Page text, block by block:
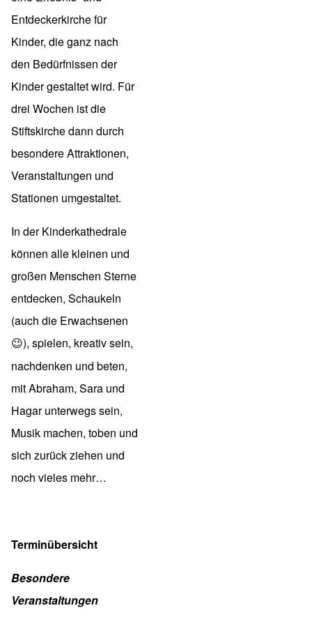
Entdeckerkirche für
Kinder, die ganz nach
den Bedürfnissen der
Kinder gestaltet wird. Für
drei Wochen ist die
Stiftskirche dann durch
besondere Attraktionen,
Veranstaltungen und
Stationen umgestaltet.
In der Kinderkathedrale
können alle kleinen und
großen Menschen Sterne
entdecken, Schaukeln
(auch die Erwachsenen
😉), spielen, kreativ sein,
nachdenken und beten,
mit Abraham, Sara und
Hagar unterwegs sein,
Musik machen, toben und
sich zurück ziehen und
noch vieles mehr…
Terminübersicht
Besondere
Veranstaltungen